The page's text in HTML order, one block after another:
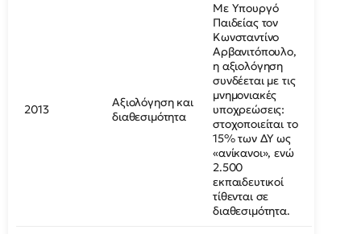
2013
Αξιολόγηση και
διαθεσιμότητα
Με Υπουργό
Παιδείας τον
Κωνσταντίνο
Αρβανιτόπουλο,
η αξιολόγηση
συνδέεται με τις
μνημονιακές
υποχρεώσεις:
στοχοποιείται το
15% των ΔΥ ως
«ανίκανοι», ενώ
2.500
εκπαιδευτικοί
τίθενται σε
διαθεσιμότητα.